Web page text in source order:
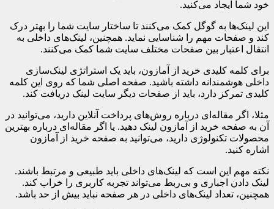
خود شما ایجاد می‌کنید.
این لینک‌ها به گوگل کمک می‌کنند تا ساختار سایت شما را بهتر درک
کند و صفحات مهم را شناسایی نماید. همچنین، لینک‌های داخلی به
انتقال اعتبار بین صفحات مختلف سایت شما کمک می‌کنند.
برای کلمه کلیدی خرید از آمازون، باید یک استراتژی لینک‌سازی
داخلی هوشمندانه داشته باشید. صفحه اصلی شما که روی این کلمه
کلیدی تمرکز دارد، باید از صفحات دیگر سایت لینک دریافت کند.
مثلا، اگر مقاله‌ای درباره روش‌های پرداخت آنلاین دارید، می‌توانید در
آن به صفحه خرید از آمازون لینک دهید. یا اگر مقاله‌ای درباره بهترین
محصولات تکنولوژی دارید، می‌توانید به صفحه خرید از آمازون
اشاره کنید.
نکته مهم این است که لینک‌های داخلی باید طبیعی و مرتبط باشند.
لینک دادن اجباری و بی‌ربط می‌تواند تجربه کاربری را خراب کند.
همچنین، تعداد لینک‌های داخلی در هر صفحه نباید بیش از حد باشد.